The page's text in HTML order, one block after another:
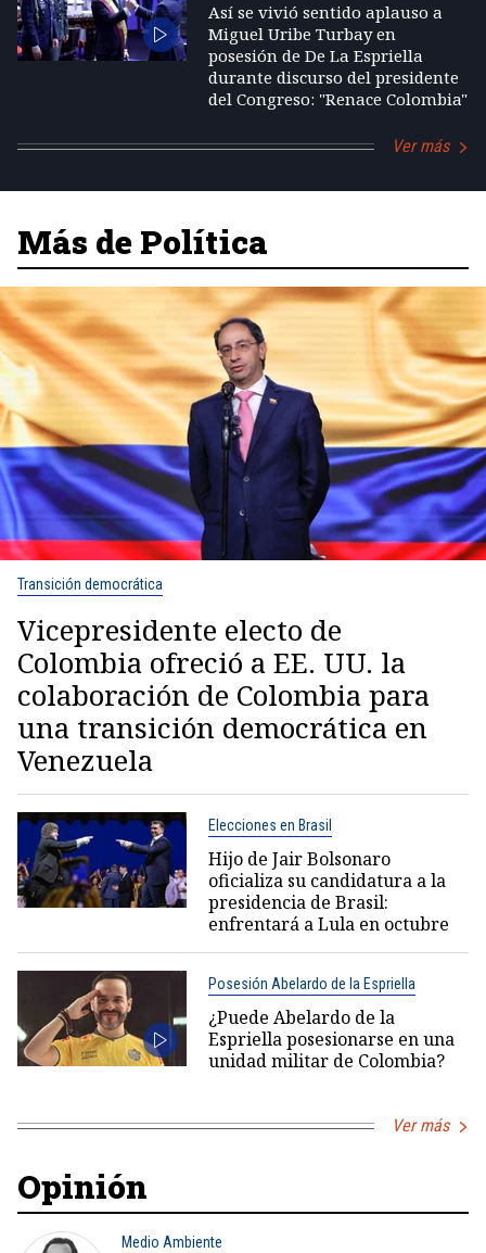
Así se vivió sentido aplauso a
Miguel Uribe Turbay en
posesión de De La Espriella
durante discurso del presidente
del Congreso: "Renace Colombia"
Ver más
Más de Política
Transición democrática
Vicepresidente electo de
Colombia ofreció a EE. UU. la
colaboración de Colombia para
una transición democrática en
Venezuela
Elecciones en Brasil
Hijo de Jair Bolsonaro
oficializa su candidatura a la
presidencia de Brasil:
enfrentará a Lula en octubre
Posesión Abelardo de la Espriella
¿Puede Abelardo de la
Espriella posesionarse en una
unidad militar de Colombia?
Ver más
Opinión
Medio Ambiente